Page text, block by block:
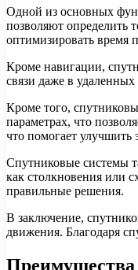
Одной из основных
позволяют определить
оптимизировать время
Кроме навигации,
связи даже в
Кроме того,
параметрах, что
что помогает улучшить
Спутниковые системы
как столкновения или
правильные решения.
В заключение,
движения. Благодаря
Преимущества